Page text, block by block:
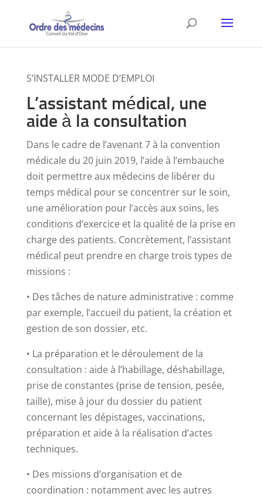
S’INSTALLER MODE D’EMPLOI
L’assistant médical, une
aide à la consultation
Dans le cadre de l’avenant 7 à la convention
médicale du 20 juin 2019, l’aide à l’embauche
doit permettre aux médecins de libérer du
temps médical pour se concentrer sur le soin,
une amélioration pour l’accès aux soins, les
conditions d’exercice et la qualité de la prise en
charge des patients. Concrètement, l’assistant
médical peut prendre en charge trois types de
missions :
• Des tâches de nature administrative : comme
par exemple, l’accueil du patient, la création et
gestion de son dossier, etc.
• La préparation et le déroulement de la
consultation : aide à l’habillage, déshabillage,
prise de constantes (prise de tension, pesée,
taille), mise à jour du dossier du patient
concernant les dépistages, vaccinations,
préparation et aide à la réalisation d’actes
techniques.
• Des missions d’organisation et de
coordination : notamment avec les autres